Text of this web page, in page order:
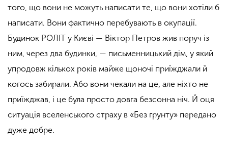
того, що вони не можуть написати те, що вони хотіли б
написати. Вони фактично перебувають в окупації.
Будинок РОЛІТ у Києві — Віктор Петров жив поруч із
ним, через два будинки, — письменницький дім, у який
упродовж кількох років майже щоночі приїжджали й
когось забирали. Або вони чекали на це, але ніхто не
приїжджав, і це була просто довга безсонна ніч. Й оця
ситуація вселенського страху в «Без ґрунту» передано
дуже добре.